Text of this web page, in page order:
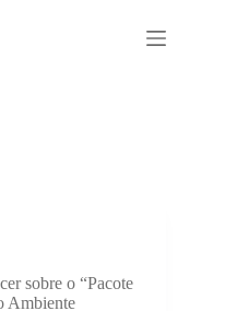
sobre o “Pacote
Ambiente